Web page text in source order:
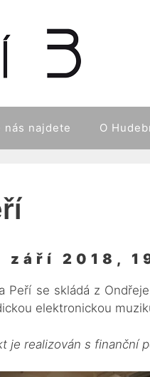
nás najdete O
září 2018,
Peří se skládá z
elektronickou
je realizován s finanční